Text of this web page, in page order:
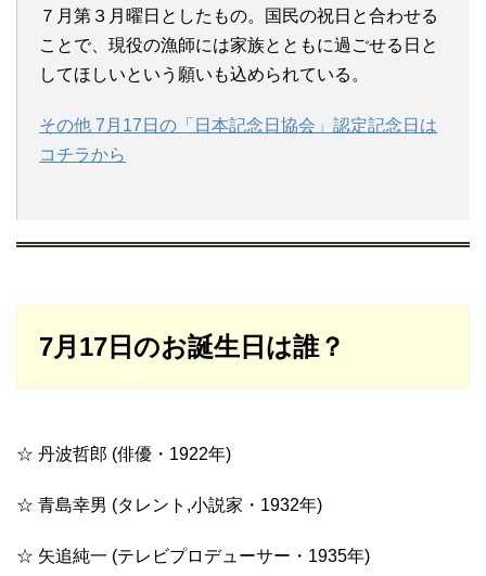
７月第３月曜日としたもの。国民の祝日と合わせる
ことで、現役の漁師には家族とともに過ごせる日と
してほしいという願いも込められている。
その他 7月17日の「日本記念日協会」認定記念日は
コチラから
7月17日のお誕生日は誰？
☆ 丹波哲郎 (俳優・1922年)
☆ 青島幸男 (タレント,小説家・1932年)
☆ 矢追純一 (テレビプロデューサー・1935年)